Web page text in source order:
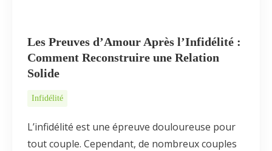
Les Preuves d’Amour Après l’Infidélité :
Comment Reconstruire une Relation
Solide
Infidélité
L’infidélité est une épreuve douloureuse pour
tout couple. Cependant, de nombreux couples